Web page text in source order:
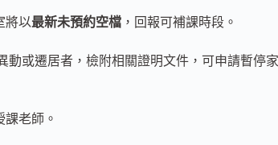
將以最新未預約空檔 ，回報可補課時段。
或遷居者，檢附相關證明文件，可申請暫停
老師。